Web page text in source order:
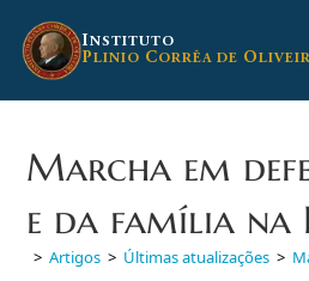
para
INSTITUTO
PLINIO CORRÊA DE O
Marcha em
e da família na
> Artigos > Últimas atualizações >